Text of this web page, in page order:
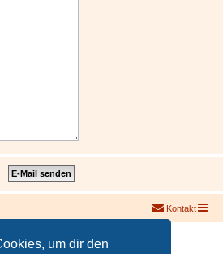
um dir den
Kontakt
Übersetzung durch phpBB.de